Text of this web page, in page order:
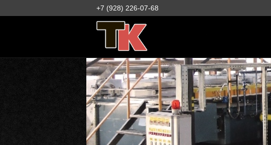
+7 (928) 226-07-68